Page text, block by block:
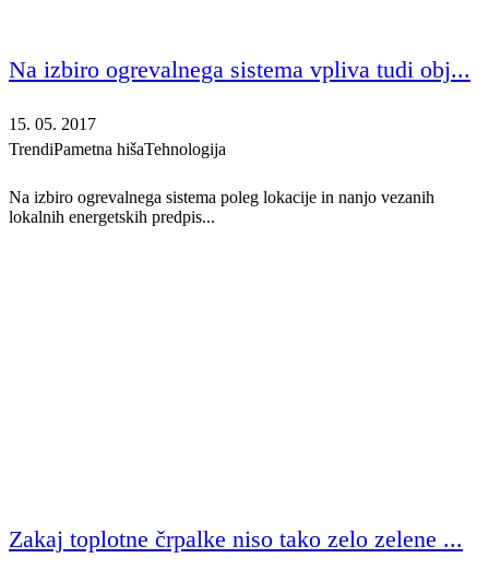
Na izbiro ogrevalnega sistema vpliva tudi obj...
15. 05. 2017
TrendiPametna hišaTehnologija
Na izbiro ogrevalnega sistema poleg lokacije in nanjo vezanih
lokalnih energetskih predpis...
Zakaj toplotne črpalke niso tako zelo zelene ...